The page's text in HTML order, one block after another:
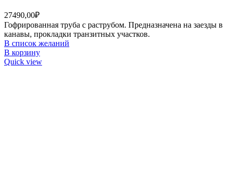
27490,00₽
Гофрированная труба с раструбом. Предназначена на заезды в
канавы, прокладки транзитных участков.
В список желаний
В корзину
Quick view